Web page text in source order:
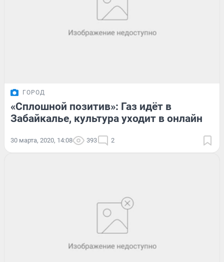
ГОРОД
«Сплошной позитив»: Газ идёт в
Забайкалье, культура уходит в онлайн
30 марта, 2020, 14:08 393 2